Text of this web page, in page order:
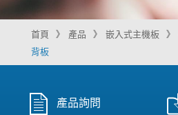
首頁 產品 嵌入式主機板
背板
產品詢問